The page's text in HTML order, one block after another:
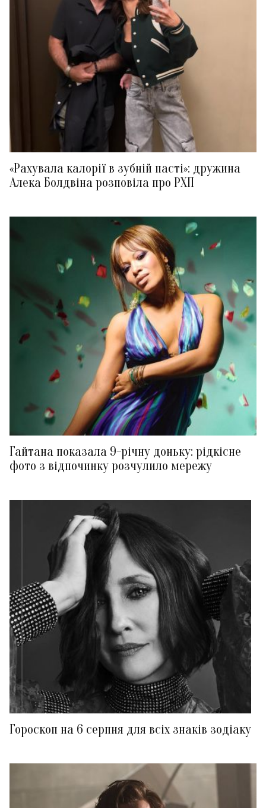
«Рахувала калорії в зубній пасті»: дружина
Алека Болдвіна розповіла про РХП
Гайтана показала 9-річну доньку: рідкісне
фото з відпочинку розчулило мережу
Гороскоп на 6 серпня для всіх знаків зодіаку